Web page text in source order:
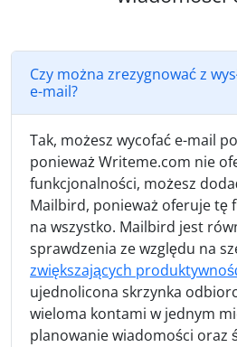
Czy można zrezygnować z
e-mail?
Tak, możesz wycofać e-mail
ponieważ Writeme.com nie
funkcjonalności, możesz
Mailbird, ponieważ oferuje tę
na wszystko. Mailbird jest
sprawdzenia ze względu na
zwiększających
ujednolicona skrzynka
wieloma kontami w jednym
planowanie wiadomości oraz